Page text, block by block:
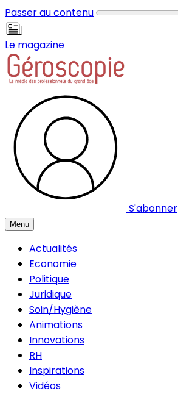
Passer au contenu
Le magazine
S'abonner
Menu
Actualités
Economie
Politique
Juridique
Soin/Hygiène
Animations
Innovations
RH
Inspirations
Vidéos
Panneau de gestion des cookies